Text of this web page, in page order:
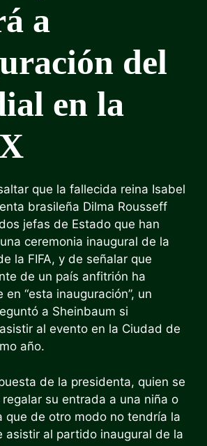
a
del
en la
que la fallecida reina Isabel
brasileña Dilma Rousseff
jefas de Estado que han
ceremonia inaugural de la
la FIFA, y de señalar que
de un país anfitrión ha
“esta inauguración”, un
a Sheinbaum si
al evento en la Ciudad de
año.
de la presidenta, quien se
su entrada a una niña o
que de otro modo no tendría la
asistir al partido inaugural de la